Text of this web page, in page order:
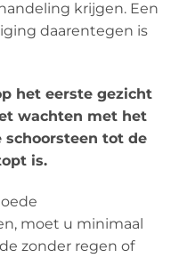
krijgen. Een
daarentegen is
het eerste gezicht
wachten met het
tot de
is.
moet u minimaal
zonder regen of